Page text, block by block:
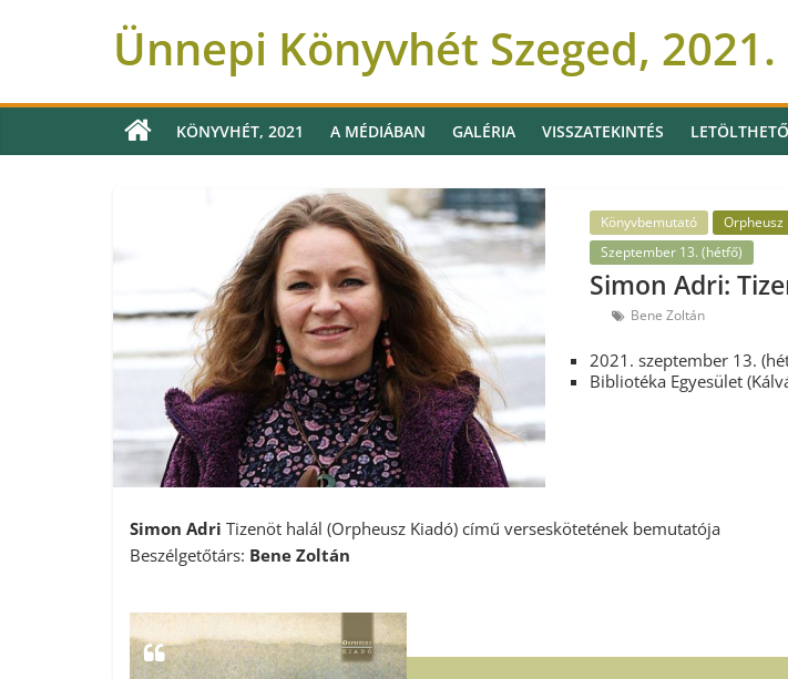
Ünnepi Könyvhét Szeged,
KÖNYVHÉT, 2021 A MÉDIÁBAN GALÉRIA VISSZATEKINTÉS
Könyvbemutató Orpheusz
Szeptember 13. (hétfő)
Simon Adri:
Bene Zoltán
2021. szeptember 13.
Bibliotéka Egyesület
Simon Adri Tizenöt halál (Orpheusz Kiadó) című verseskötetének bemutatója
Beszélgetőtárs: Bene Zoltán